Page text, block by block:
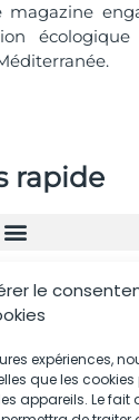
le
expériences,
que les
appareils. Le fait
magazine
écologique
rapide